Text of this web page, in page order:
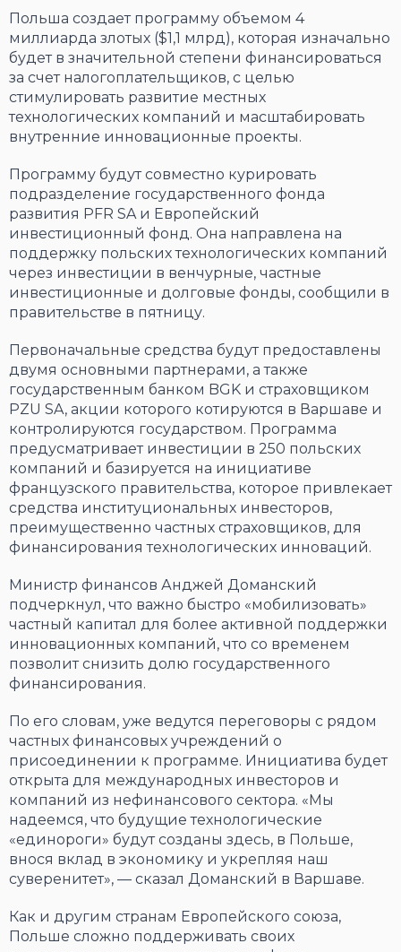
Польша создает программу объемом 4
миллиарда злотых ($1,1 млрд), которая изначально
будет в значительной степени финансироваться
за счет налогоплательщиков, с целью
стимулировать развитие местных
технологических компаний и масштабировать
внутренние инновационные проекты.
Программу будут совместно курировать
подразделение государственного фонда
развития PFR SA и Европейский
инвестиционный фонд. Она направлена на
поддержку польских технологических компаний
через инвестиции в венчурные, частные
инвестиционные и долговые фонды, сообщили в
правительстве в пятницу.
Первоначальные средства будут предоставлены
двумя основными партнерами, а также
государственным банком BGK и страховщиком
PZU SA, акции которого котируются в Варшаве и
контролируются государством. Программа
предусматривает инвестиции в 250 польских
компаний и базируется на инициативе
французского правительства, которое привлекает
средства институциональных инвесторов,
преимущественно частных страховщиков, для
финансирования технологических инноваций.
Министр финансов Анджей Доманский
подчеркнул, что важно быстро «мобилизовать»
частный капитал для более активной поддержки
инновационных компаний, что со временем
позволит снизить долю государственного
финансирования.
По его словам, уже ведутся переговоры с рядом
частных финансовых учреждений о
присоединении к программе. Инициатива будет
открыта для международных инвесторов и
компаний из нефинансового сектора. «Мы
надеемся, что будущие технологические
«единороги» будут созданы здесь, в Польше,
внося вклад в экономику и укрепляя наш
суверенитет», — сказал Доманский в Варшаве.
Как и другим странам Европейского союза,
Польше сложно поддерживать своих